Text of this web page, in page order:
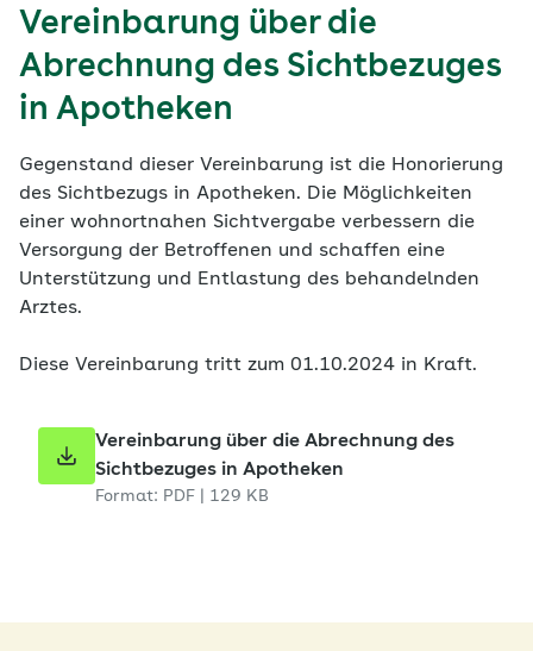
Vereinbarung über die
Abrechnung des Sichtbezuges
in Apotheken
Gegenstand dieser Vereinbarung ist die Honorierung
des Sichtbezugs in Apotheken. Die Möglichkeiten
einer wohnortnahen Sichtvergabe verbessern die
Versorgung der Betroffenen und schaffen eine
Unterstützung und Entlastung des behandelnden
Arztes.
Diese Vereinbarung tritt zum 01.10.2024 in Kraft.
Vereinbarung über die Abrechnung des
Sichtbezuges in Apotheken
Format: PDF | 129 KB